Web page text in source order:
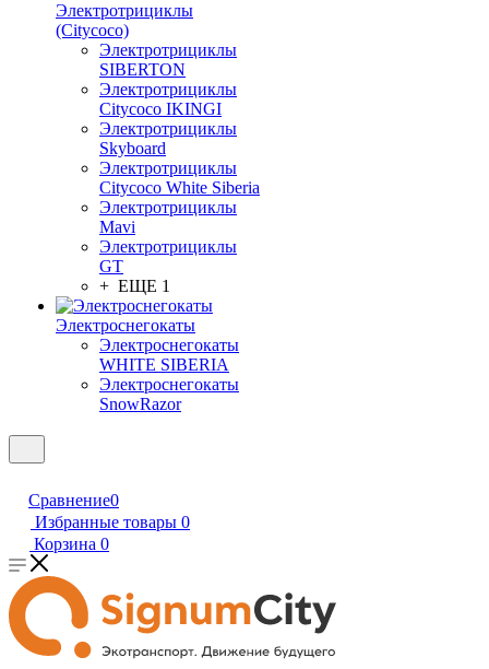
Электротрициклы
(Citycoco)
Электротрициклы
SIBERTON
Электротрициклы
Citycoco IKINGI
Электротрициклы
Skyboard
Электротрициклы
Citycoco White Siberia
Электротрициклы
Mavi
Электротрициклы
GT
+ ЕЩЕ 1
Электроснегокаты
Электроснегокаты
WHITE SIBERIA
Электроснегокаты
SnowRazor
Сравнение0
Избранные товары 0
Корзина 0